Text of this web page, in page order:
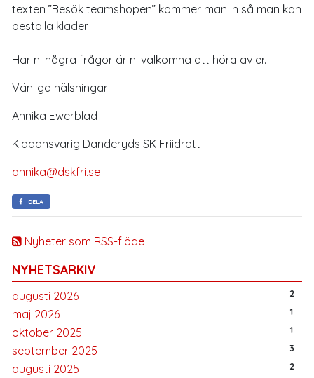
Nyheter som RSS-flöde
NYHETSARKIV
augusti 2026 2
maj 2026 1
oktober 2025 1
september 2025 3
augusti 2025 2
texten ”Besök teamshopen” kommer man in så man kan
beställa kläder.
Har ni några frågor är ni välkomna att höra av er.
Vänliga hälsningar
Annika Ewerblad
Klädansvarig Danderyds SK Friidrott
annika@dskfri.se
DELA